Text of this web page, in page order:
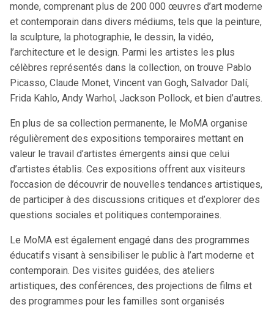
monde, comprenant plus de 200 000 œuvres d’art moderne
et contemporain dans divers médiums, tels que la peinture,
la sculpture, la photographie, le dessin, la vidéo,
l’architecture et le design. Parmi les artistes les plus
célèbres représentés dans la collection, on trouve Pablo
Picasso, Claude Monet, Vincent van Gogh, Salvador Dalí,
Frida Kahlo, Andy Warhol, Jackson Pollock, et bien d’autres.
En plus de sa collection permanente, le MoMA organise
régulièrement des expositions temporaires mettant en
valeur le travail d’artistes émergents ainsi que celui
d’artistes établis. Ces expositions offrent aux visiteurs
l’occasion de découvrir de nouvelles tendances artistiques,
de participer à des discussions critiques et d’explorer des
questions sociales et politiques contemporaines.
Le MoMA est également engagé dans des programmes
éducatifs visant à sensibiliser le public à l’art moderne et
contemporain. Des visites guidées, des ateliers
artistiques, des conférences, des projections de films et
des programmes pour les familles sont organisés